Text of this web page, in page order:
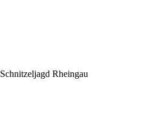
Schnitzeljagd Rheingau